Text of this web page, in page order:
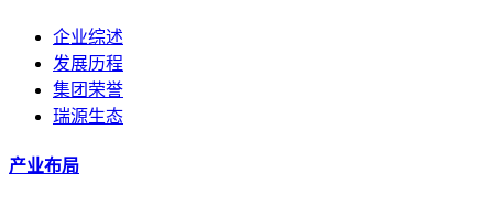
企业综述
发展历程
集团荣誉
瑞源生态
产业布局